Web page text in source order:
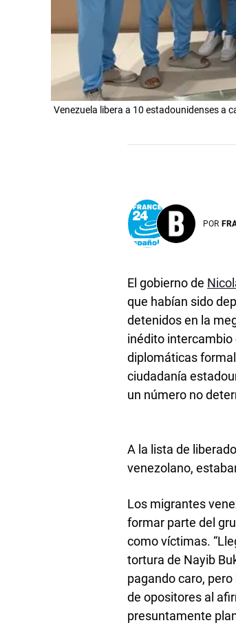
Venezuela libera a 10 estadounidenses a
POR
El gobierno de
que habían sido
detenidos en la
inédito intercambio
diplomáticas
ciudadanía
un número no
A la lista de
venezolano,
Los migrantes
formar parte del
como víctimas.
tortura de Nayib
pagando caro,
de opositores al
presuntamente